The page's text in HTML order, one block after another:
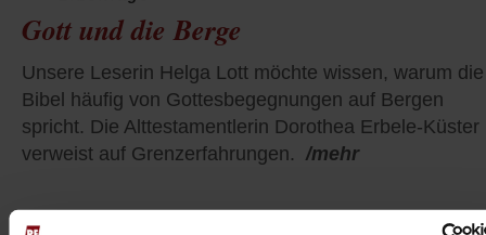
Gott und die Berge
Unsere Leserin Helga Lott möchte wissen, warum die
Bibel häufig von Gottesbegegnungen auf Bergen
spricht. Die Alttestamentlerin Dorothea Erbele-Küster
verweist auf Grenzerfahrungen. /mehr